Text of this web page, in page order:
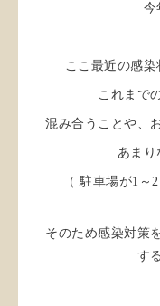
今
ここ最近の感
これまで
混み合うことや、
あまり
（ 駐車場が1
そのため感染対策
す